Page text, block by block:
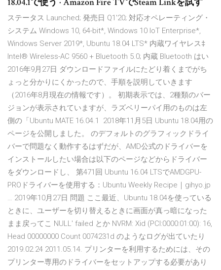
18.04.1で使う · Amazon Fire TVでSteam Linkを試す
ステータス Launched; 発売日 Q1'20; 対応オペレーティング・
システム Windows 10, 64-bit*, Windows 10 IoT Enterprise*,
Windows Server 2019*, Ubuntu 18.04 LTS* 内蔵ワイヤレス‡
Intel® Wireless-AC 9560 + Bluetooth 5.0; 内蔵 Bluetooth はい
2016年9月27日 ダウンロードファイルにたどり着くまでがち
ょっと分かりにくかったので、手順を説明していきます
（2016年8月現在の情報です）。 初期表示では、2種類のバー
ジョンが表示されていますが、ラズベリーパイ用のものは左
側の「Ubuntu MATE 16.04.1 2018年11月5日 Ubuntu 18.04用の
ページを公開しました。 のデフォルトのグラフィックドライ
バーで問題なく動作するはずだが、AMD公式のドライバーを
インストールしたい場合は以下のページなどからドライバー
をダウンロードし、 第471回 Ubuntu 16.04 LTSでAMDGPU-
PROドライバーを使用する：Ubuntu Weekly Recipe｜gihyo.jp
… 2019年10月27日 問題 ここ最近、Ubuntu 18.04を使っている
ときに、ユーザーを切り替えるときに画面が真っ暗になった
まま戻ってこ NULL' failed とか NVRM: Xid (PCI:0000:01:00): 16,
Head 00000000 Count 0074231d のようなログが出ていたり
2019.02.24 2011.05.14. プリンターを利用するためには、その
プリンター専用のドライバーをセットアップする必要があり